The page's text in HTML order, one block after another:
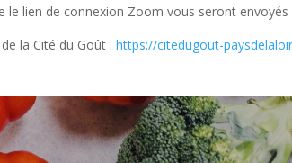
le lien de connexion Zoom vous seront
de la Cité du Goût :https://citedugout-